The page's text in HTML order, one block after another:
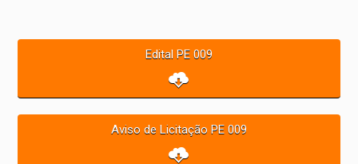
Edital PE 009
Aviso de Licitação PE 009